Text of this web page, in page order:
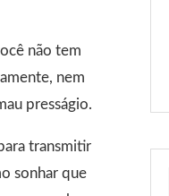
não tem
nem
presságio.
transmitir
sonhar que